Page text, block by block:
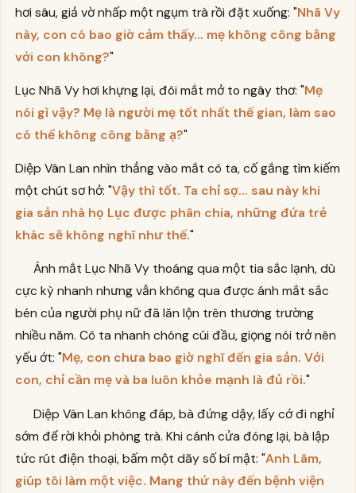
hơi sâu, giả vờ nhấp một ngụm trà rồi đặt xuống: "Nhã Vy
này, con có bao giờ cảm thấy... mẹ không công bằng
với con không?"
Lục Nhã Vy hơi khựng lại, đôi mắt mở to ngây thơ: "Mẹ
nói gì vậy? Mẹ là người mẹ tốt nhất thế gian, làm sao
có thể không công bằng ạ?"
Diệp Vân Lan nhìn thẳng vào mắt cô ta, cố gắng tìm kiếm
một chút sơ hở: "Vậy thì tốt. Ta chỉ sợ... sau này khi
gia sản nhà họ Lục được phân chia, những đứa trẻ
khác sẽ không nghĩ như thế."
Ánh mắt Lục Nhã Vy thoáng qua một tia sắc lạnh, dù
cực kỳ nhanh nhưng vẫn không qua được ánh mắt sắc
bén của người phụ nữ đã lăn lộn trên thương trường
nhiều năm. Cô ta nhanh chóng cúi đầu, giọng nói trở nên
yếu ớt: "Mẹ, con chưa bao giờ nghĩ đến gia sản. Với
con, chỉ cần mẹ và ba luôn khỏe mạnh là đủ rồi."
Diệp Vân Lan không đáp, bà đứng dậy, lấy cớ đi nghỉ
sớm để rời khỏi phòng trà. Khi cánh cửa đóng lại, bà lập
tức rút điện thoại, bấm một dãy số bí mật: "Anh Lâm,
giúp tôi làm một việc. Mang thứ này đến bệnh viện